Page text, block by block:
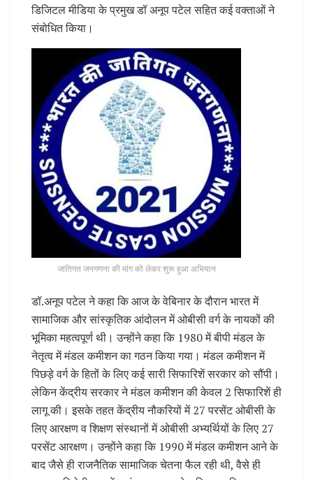
डिजिटल मीडिया के प्रमुख डॉ अनूप पटेल सहित कई वक्ताओं ने
संबोधित किया।
जातिगत जनगणना की मांग को लेकर शुरू हुआ अभियान
डॉ.अनूप पटेल ने कहा कि आज के वेबिनार के दौरान भारत में
सामाजिक और सांस्कृतिक आंदोलन में ओबीसी वर्ग के नायकों की
भूमिका महत्वपूर्ण थी। उन्होंने कहा कि 1980 में बीपी मंडल के
नेतृत्व में मंडल कमीशन का गठन किया गया। मंडल कमीशन में
पिछड़े वर्ग के हितों के लिए कई सारी सिफारिशें सरकार को सौंपी।
लेकिन केंद्रीय सरकार ने मंडल कमीशन की केवल 2 सिफारिशें ही
लागू की। इसके तहत केंद्रीय नौकरियों में 27 परसेंट ओबीसी के
लिए आरक्षण व शिक्षण संस्थानों में ओबीसी अभ्यर्थियों के लिए 27
परसेंट आरक्षण। उन्होंने कहा कि 1990 में मंडल कमीशन आने के
बाद जैसे ही राजनैतिक सामाजिक चेतना फैल रही थी, वैसे ही